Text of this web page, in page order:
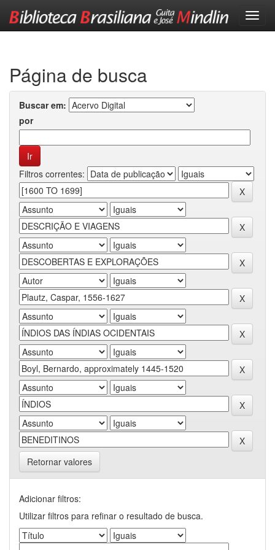
Página de busca
Buscar em:
por
Filtros correntes:
Retornar valores
Adicionar filtros:
Utilizar filtros para refinar o resultado de busca.